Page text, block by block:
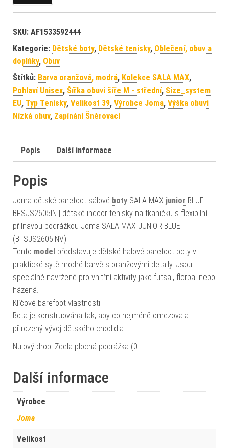
SKU: AF1533592444
Kategorie: Dětské boty, Dětské tenisky, Oblečení, obuv a
doplňky, Obuv
Štítků: Barva oranžová, modrá, Kolekce SALA MAX,
Pohlaví Unisex, Šířka obuvi šíře M - střední, Size_system
EU, Typ Tenisky, Velikost 39, Výrobce Joma, Výška obuvi
Nízká obuv, Zapínání Šněrovací
Popis Další informace
Popis
Joma dětské barefoot sálové boty SALA MAX junior BLUE
BFSJS2605IN | dětské indoor tenisky na tkaničku s flexibilní
přilnavou podrážkou Joma SALA MAX JUNIOR BLUE
(BFSJS2605INV)
Tento model představuje dětské halové barefoot boty v
praktické sytě modré barvě s oranžovými detaily. Jsou
speciálně navržené pro vnitřní aktivity jako futsal, florbal nebo
házená.
Klíčové barefoot vlastnosti
Bota je konstruována tak, aby co nejméně omezovala
přirozený vývoj dětského chodidla:
Nulový drop: Zcela plochá podrážka (0…
Další informace
Výrobce
Joma
Velikost